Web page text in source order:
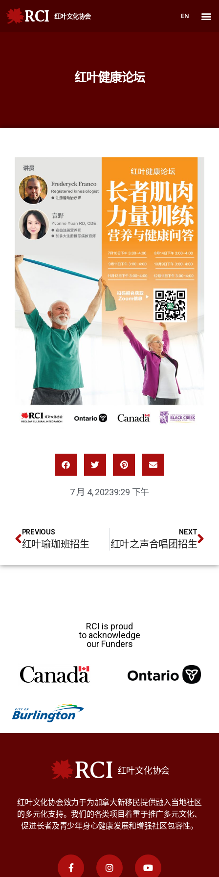
RCI 红叶文化协会 EN
红叶健康论坛
7 月 4, 20239:29 下午
PREVIOUS
红叶瑜珈班招生
NEXT
红叶之声合唱团招生
RCI is proud
to acknowledge
our Funders
RCI 红叶文化协会
红叶文化协会致力于为加拿大新移民提供融入当地社区
的多元化支持。我们的各类项目着重于推广多元文化、
促进长者及青少年身心健康发展和增强社区包容性。